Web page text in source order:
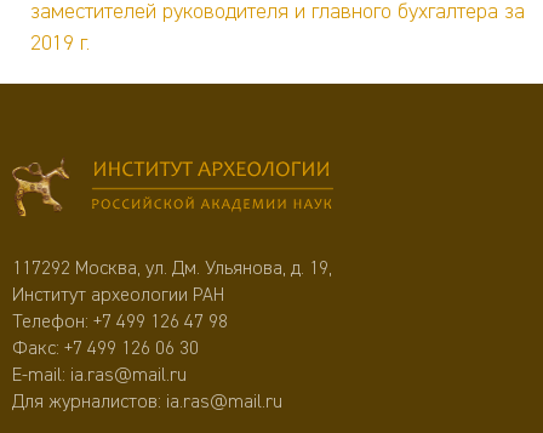
заместителей руководителя и главного бухгалтера за
2019 г.
117292 Москва, ул. Дм. Ульянова, д. 19,
Институт археологии РАН
Телефон: +7 499 126 47 98
Факс: +7 499 126 06 30
E-mail: ia.ras@mail.ru
Для журналистов: ia.ras@mail.ru